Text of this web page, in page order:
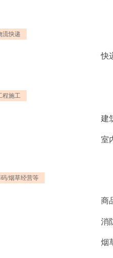
流快递
快
程施工
建
室
/烟草经营等
商
消
烟